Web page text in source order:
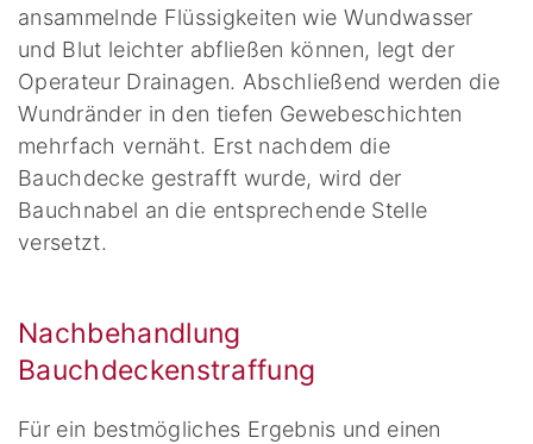
ansammelnde Flüssigkeiten wie Wundwasser
und Blut leichter abfließen können, legt der
Operateur Drainagen. Abschließend werden die
Wundränder in den tiefen Gewebeschichten
mehrfach vernäht. Erst nachdem die
Bauchdecke gestrafft wurde, wird der
Bauchnabel an die entsprechende Stelle
versetzt.
Nachbehandlung
Bauchdeckenstraffung
Für ein bestmögliches Ergebnis und einen